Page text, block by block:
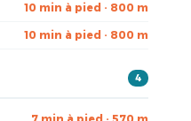
10 min à pied · 800 m
10 min à pied · 800 m
4